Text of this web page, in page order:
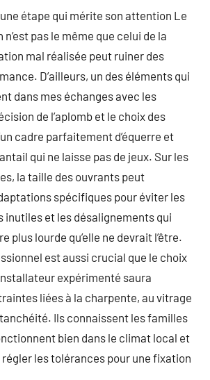
étape qui mérite son attention Le
pas le même que celui de la
mal réalisée peut ruiner des
D’ailleurs, un des éléments qui
dans mes échanges avec les
de l’aplomb et le choix des
cadre parfaitement d’équerre et
qui ne laisse pas de jeux. Sur les
la taille des ouvrants peut
spécifiques pour éviter les
inutiles et les désalignements qui
plus lourde qu’elle ne devrait l’être.
est aussi crucial que le choix
expérimenté saura
liées à la charpente, au vitrage
Ils connaissent les familles
bien dans le climat local et
les tolérances pour une fixation